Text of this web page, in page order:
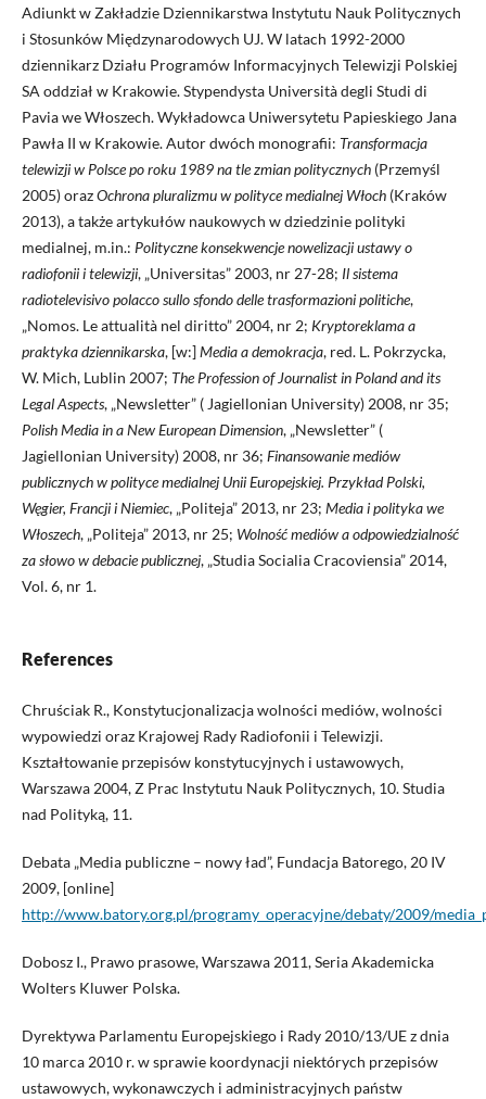
Adiunkt w Zakładzie Dziennikarstwa Instytutu Nauk Politycznych
i Stosunków Międzynarodowych UJ. W latach 1992-2000
dziennikarz Działu Programów Informacyjnych Telewizji Polskiej
SA oddział w Krakowie. Stypendysta Università degli Studi di
Pavia we Włoszech. Wykładowca Uniwersytetu Papieskiego Jana
Pawła II w Krakowie. Autor dwóch monografii: Transformacja
telewizji w Polsce po roku 1989 na tle zmian politycznych(Przemyśl
2005) orazOchrona pluralizmu w polityce medialnej Włoch(Kraków
2013), a także artykułów naukowych w dziedzinie polityki
medialnej, m.in.: Polityczne konsekwencje nowelizacji ustawy o
radiofonii i telewizji, „Universitas” 2003, nr 27-28; Il sistema
radiotelevisivo polacco sullo sfondo delle trasformazioni politiche,
„Nomos. Le attualità nel diritto” 2004, nr 2; Kryptoreklama a
praktyka dziennikarska, [w:]Media a demokracja, red. L. Pokrzycka,
W. Mich, Lublin 2007; The Profession of Journalist in Poland and its
Legal Aspects, „Newsletter” ( Jagiellonian University) 2008, nr 35;
Polish Media in a New European Dimension, „Newsletter” (
Jagiellonian University) 2008, nr 36; Finansowanie mediów
publicznych w polityce medialnej Unii Europejskiej. Przykład Polski,
Węgier, Francji i Niemiec, „Politeja” 2013, nr 23; Media i polityka we
Włoszech, „Politeja” 2013, nr 25; Wolność mediów a odpowiedzialność
za słowo w debacie publicznej, „Studia Socialia Cracoviensia” 2014,
Vol. 6, nr 1.
References
Chruściak R., Konstytucjonalizacja wolności mediów, wolności
wypowiedzi oraz Krajowej Rady Radiofonii i Telewizji.
Kształtowanie przepisów konstytucyjnych i ustawowych,
Warszawa 2004, Z Prac Instytutu Nauk Politycznych, 10. Studia
nad Polityką, 11.
Debata „Media publiczne – nowy ład”, Fundacja Batorego, 20 IV
2009, [online]
http://www.batory.org.pl/programy_operacyjne/debaty/2009/
Dobosz I., Prawo prasowe, Warszawa 2011, Seria Akademicka
Wolters Kluwer Polska.
Dyrektywa Parlamentu Europejskiego i Rady 2010/13/UE z dnia
10 marca 2010 r. w sprawie koordynacji niektórych przepisów
ustawowych, wykonawczych i administracyjnych państw